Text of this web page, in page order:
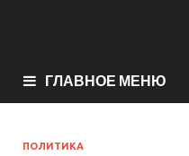
ГЛАВНОЕ МЕНЮ
ПОЛИТИКА